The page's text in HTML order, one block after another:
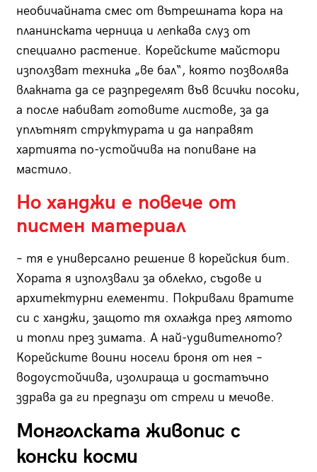
необичайната смес от вътрешната кора на
планинската черница и лепкава слуз от
специално растение. Корейските майстори
използват техника „ве бал“, която позволява
влакната да се разпределят във всички посоки,
а после набиват готовите листове, за да
уплътнят структурата и да направят
хартията по-устойчива на попиване на
мастило.
Но ханджи е повече от
писмен материал
– тя е универсално решение в корейския бит.
Хората я използвали за облекло, съдове и
архитектурни елементи. Покривали вратите
си с ханджи, защото тя охлажда през лятото
и топли през зимата. А най-удивителното?
Корейските воини носели броня от нея –
водоустойчива, изолираща и достатъчно
здрава да ги предпази от стрели и мечове.
Монголската живопис с
конски косми